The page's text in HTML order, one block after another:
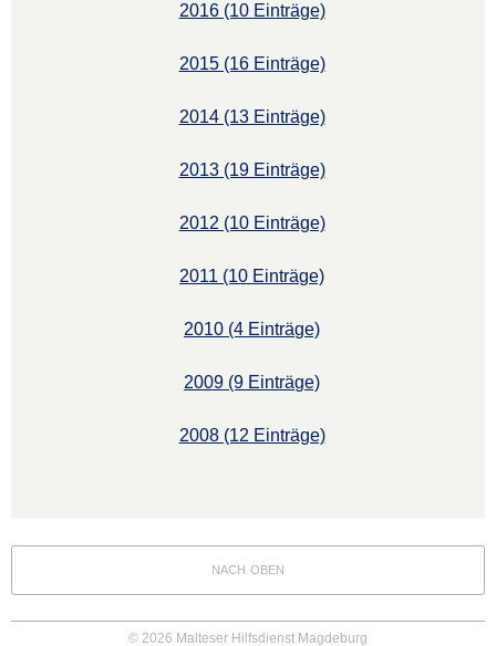
2016 (10 Einträge)
2015 (16 Einträge)
2014 (13 Einträge)
2013 (19 Einträge)
2012 (10 Einträge)
2011 (10 Einträge)
2010 (4 Einträge)
2009 (9 Einträge)
2008 (12 Einträge)
nach oben
© 2026 Malteser Hilfsdienst Magdeburg